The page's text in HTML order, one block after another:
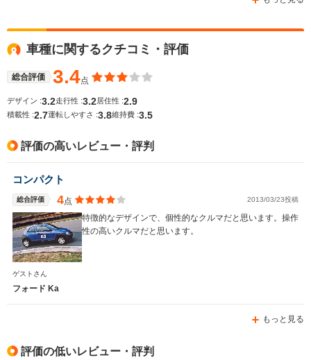
WLTCモード
燃費
排気量
駆動方式
-
997cc
FF
-
車種に関するクチコミ・評価
総合評価 3.4点
デザイン :3.2走行性 :3.2 居住性 :2.9
積載性 :2.7運転しやすさ :3.8維持費 :3.5
評価の高いレビュー・評判
コンパクト
総合評価 4点 2013/03/23投稿
特徴的なデザインで、個性的なクルマだと思います。操作
性の高いクルマだと思います。
ゲストさん
フォード Ka
もっと見る
評価の低いレビュー・評判